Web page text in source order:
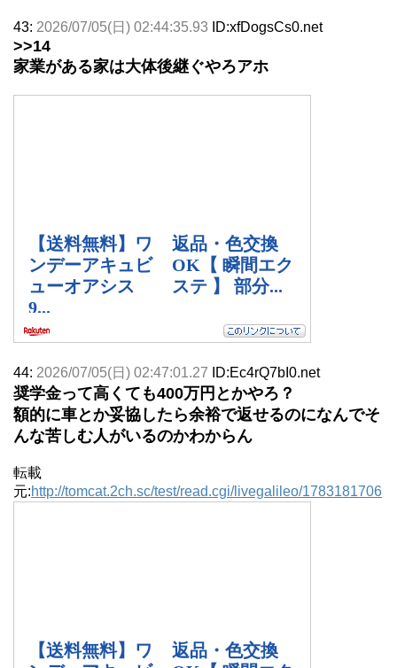
43: 2026/07/05(日) 02:44:35.93 ID:xfDogsCs0.net
>>14
家業がある家は大体後継ぐやろアホ
44: 2026/07/05(日) 02:47:01.27 ID:Ec4rQ7bI0.net
奨学金って高くても400万円とかやろ？
額的に車とか妥協したら余裕で返せるのになんでそ
んな苦しむ人がいるのかわからん
転載
元:http://tomcat.2ch.sc/test/read.cgi/livegalileo/1783181706